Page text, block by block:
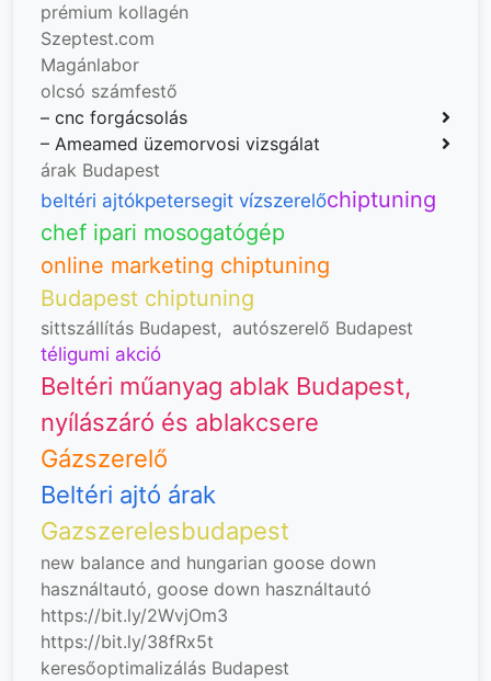
prémium kollagén
Szeptest.com
Magánlabor
olcsó számfestő
– cnc forgácsolás
– Ameamed üzemorvosi vizsgálat
árak Budapest
beltéri ajtókpetersegit vízszerelőchiptuning
chef ipari mosogatógép
online marketing chiptuning
Budapest chiptuning
sittszállítás Budapest, autószerelő Budapest
téligumi akció
Beltéri műanyag ablak Budapest,
nyílászáró és ablakcsere
Gázszerelő
Beltéri ajtó árak
Gazszerelesbudapest
new balance and hungarian goose down
használtautó, goose down használtautó
https://bit.ly/2WvjOm3
https://bit.ly/38fRx5t
keresőoptimalizálás Budapest